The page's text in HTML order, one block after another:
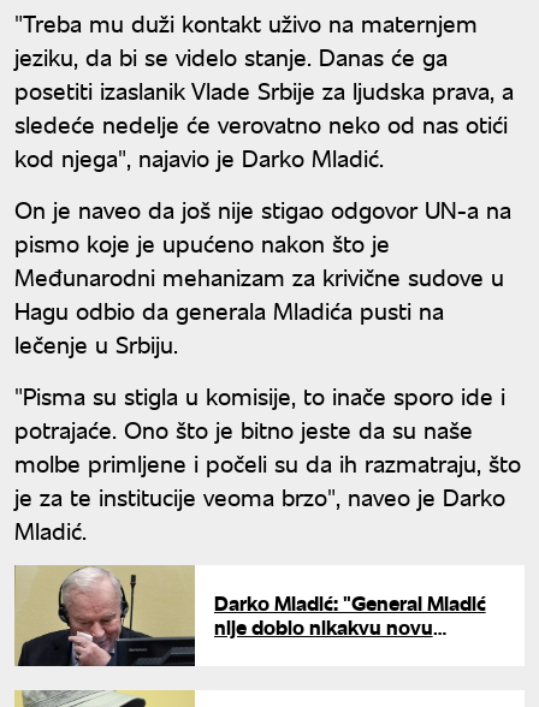
"Treba mu duži kontakt uživo na maternjem
jeziku, da bi se videlo stanje. Danas će ga
posetiti izaslanik Vlade Srbije za ljudska prava, a
sledeće nedelje će verovatno neko od nas otići
kod njega", najavio je Darko Mladić.
On je naveo da još nije stigao odgovor UN-a na
pismo koje je upućeno nakon što je
Međunarodni mehanizam za krivične sudove u
Hagu odbio da generala Mladića pusti na
lečenje u Srbiju.
"Pisma su stigla u komisije, to inače sporo ide i
potrajaće. Ono što je bitno jeste da su naše
molbe primljene i počeli su da ih razmatraju, što
je za te institucije veoma brzo", naveo je Darko
Mladić.
Darko Mladić: "General Mladić
nije dobio nikakvu novu